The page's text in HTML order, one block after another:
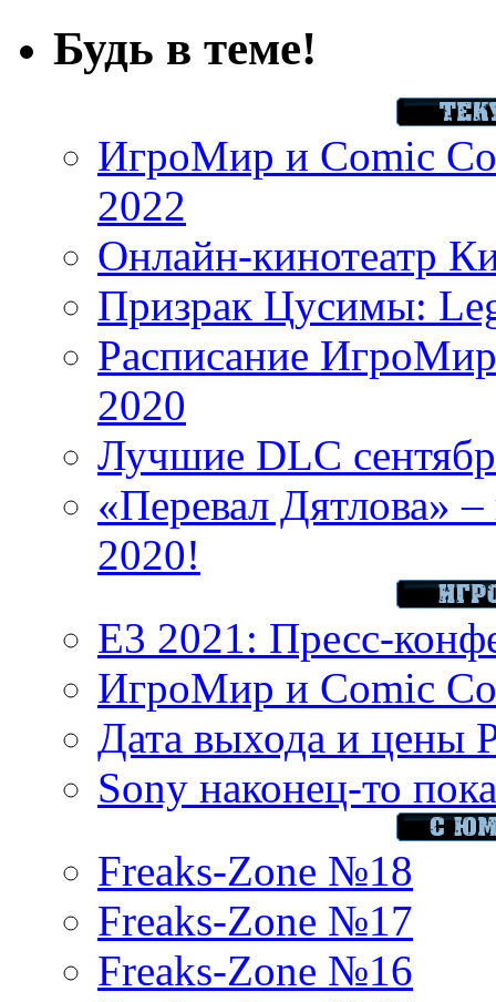
Будь в теме!
ИгроМир и Comic
2022
Онлайн-кинотеатр
Призрак Цусимы:
Расписание
2020
Лучшие DLC
«Перевал Дятлова»
2020!
E3 2021: Пресс-
ИгроМир и Comic
Дата выхода и цены
Sony наконец-то
Freaks-Zone №18
Freaks-Zone №17
Freaks-Zone №16